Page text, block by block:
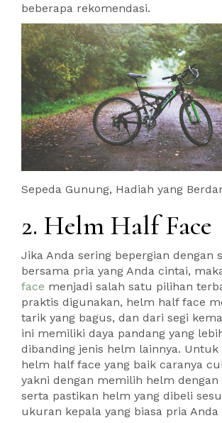
beberapa rekomendasi.
Sepeda Gunung, Hadiah yang
2. Helm Half Face
Jika Anda sering bepergian dengan
bersama pria yang Anda cintai,
face menjadi salah satu pilihan
praktis digunakan, helm half face
tarik yang bagus, dan dari segi
ini memiliki daya pandang yang
dibanding jenis helm lainnya.
helm half face yang baik caranya
yakni dengan memilih helm dengan
serta pastikan helm yang dibeli
ukuran kepala yang biasa pria Anda